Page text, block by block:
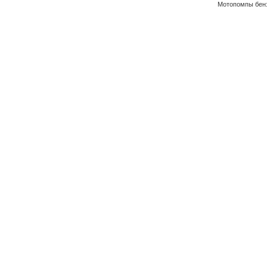
Мотопомпы